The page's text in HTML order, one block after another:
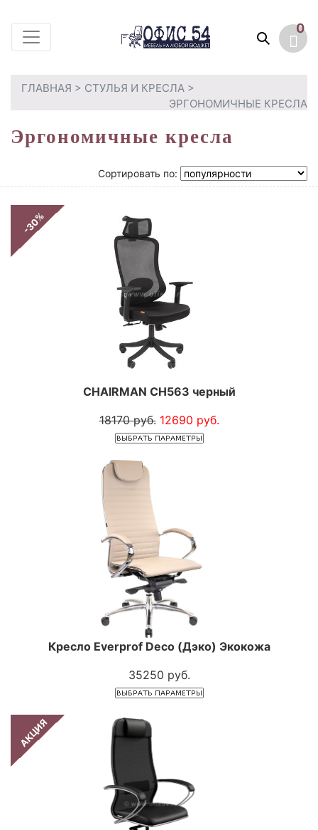
ГЛАВНАЯ > СТУЛЬЯ И КРЕСЛА >
ЭРГОНОМИЧНЫЕ КРЕСЛА
Эргономичные кресла
Сортировать по:
-30%
CHAIRMAN CH563 черный
18170 руб. 12690 руб.
Кресло Everprof Deco (Дэко) Экокожа
35250 руб.
АКЦИЯ
0